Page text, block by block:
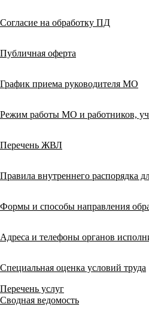
Согласие на обработку ПД
Публичная оферта
График приема руководителя МО
Режим работы МО и работников,
Перечень ЖВЛ
Правила внутреннего распорядка
Формы и способы направления
Адреса и телефоны органов
Специальная оценка условий труда
Перечень услуг
Сводная ведомость